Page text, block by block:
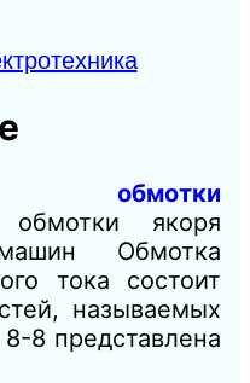
обмотки
обмотки якоря
Обмотка
тока состоит
называемых
8 представлена